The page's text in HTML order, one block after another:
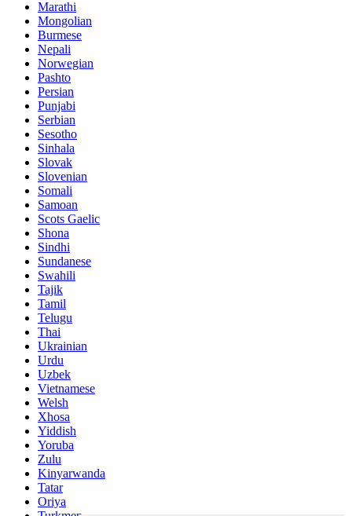
Marathi
Mongolian
Burmese
Nepali
Norwegian
Pashto
Persian
Punjabi
Serbian
Sesotho
Sinhala
Slovak
Slovenian
Somali
Samoan
Scots Gaelic
Shona
Sindhi
Sundanese
Swahili
Tajik
Tamil
Telugu
Thai
Ukrainian
Urdu
Uzbek
Vietnamese
Welsh
Xhosa
Yiddish
Yoruba
Zulu
Kinyarwanda
Tatar
Oriya